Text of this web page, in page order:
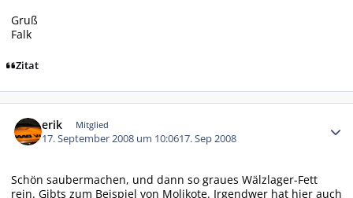
Gruß
Falk
Zitat
erik Mitglied
17. September 2008 um 10:0617. Sep 2008
Schön saubermachen, und dann so graues Wälzlager-Fett
rein. Gibts zum Beispiel von Molikote. Irgendwer hat hier auch